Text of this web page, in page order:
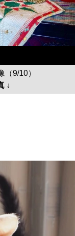
9/10）
↓